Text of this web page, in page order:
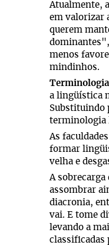
Atualmente,
em valorizar
querem
dominantes",
menos
mindinhos.
Terminologia
a lingüística
Substituindo
terminologia
As
formar
velha e
A
assombrar
diacronia,
vai. E tome
levando a
classificadas